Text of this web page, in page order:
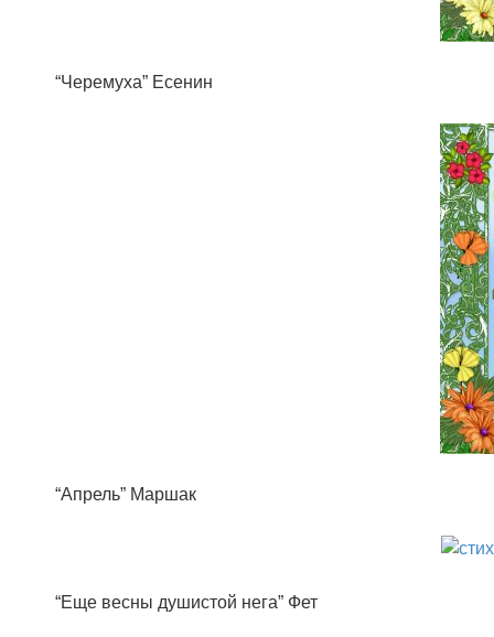
“Черемуха” Есенин
“Апрель” Маршак
“Еще весны душистой нега” Фет